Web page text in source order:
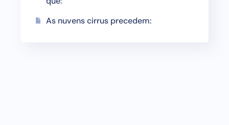
As nuvens cirrus precedem: